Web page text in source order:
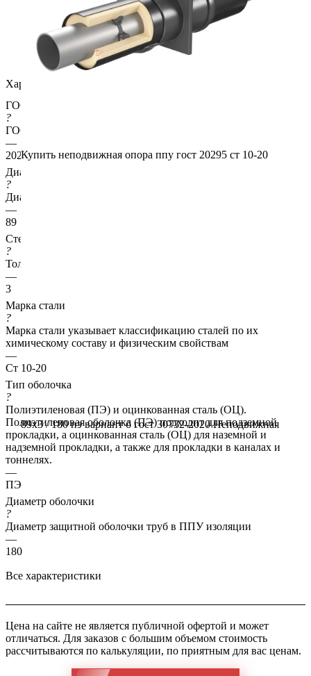
Купить неподвижная опора ппу гост 20295 ст 10-20
89x3 / 180 пэ вариант б гост 30732-2020 Неподвижная
Характеристики
ГОСТ несущей трубы
?
ГОСТ основной трубы
—
20295
Диаметр трубы, мм
?
Диаметр основной трубы
—
89
Стенка трубы, мм
?
Толщина стенки несущей трубы
—
3
Марка стали
?
Марка стали указывает классификацию сталей по их
химическому составу и физическим свойствам
—
Ст 10-20
Тип оболочка
?
Полиэтиленовая (ПЭ) и оцинкованная сталь (ОЦ).
Полиэтиленовая оболочка (ПЭ) подходит для подземной
прокладки, а оцинкованная сталь (ОЦ) для наземной и
надземной прокладки, а также для прокладки в каналах и
тоннелях.
—
ПЭ
Диаметр оболочки
?
Диаметр защитной оболочки труб в ППУ изоляции
—
180
Все характеристики
Цена на сайте не является публичной офертой и может
отличаться. Для заказов с большим объемом стоимость
рассчитываются по калькуляции, по приятным для вас ценам.